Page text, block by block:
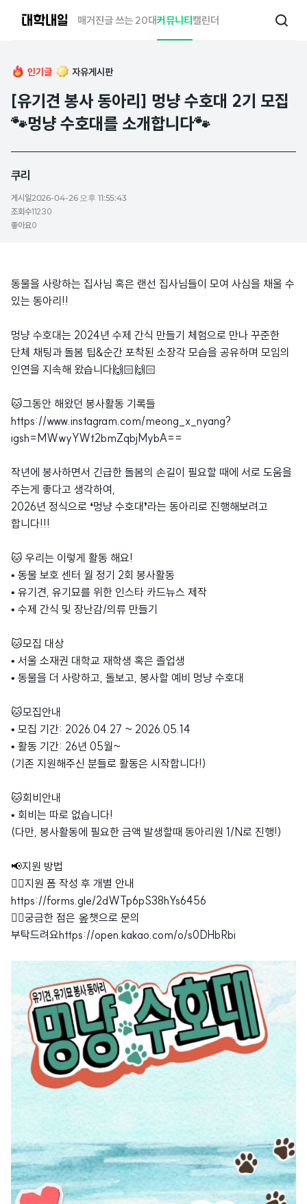
매거진글 쓰는 20대커뮤니티캘린더
검
인기글 자유게시판
[유기견 봉사 동아리] 멍냥 수호대 2기 모집
🐾멍냥 수호대를 소개합니다🐾
쿠리
게시일2026-04-26 오후 11:55:43
조회수11230
좋아요0
동물을 사랑하는 집사님 혹은 랜선 집사님들이 모여 사심을 채울 수
있는 동아리!!
멍냥 수호대는 2024년 수제 간식 만들기 체험으로 만나 꾸준한
단체 채팅과 돌봄 팁&순간 포착된 소장각 모습을 공유하며 모임의
인연을 지속해 왔습니다🙌🏻🙌🏻
🐱그동안 해왔던 봉사활동 기록들
https://www.instagram.com/meong_x_nyang?
igsh=MWwyYWt2bmZqbjMybA==
작년에 봉사하면서 긴급한 돌봄의 손길이 필요할 때에 서로 도움을
주는게 좋다고 생각하여,
2026년 정식으로 ❛멍냥 수호대❜라는 동아리로 진행해보려고
합니다!!!
🐱 우리는 이렇게 활동 해요!
• 동물 보호 센터 월 정기 2회 봉사활동
• 유기견, 유기묘를 위한 인스타 카드뉴스 제작
• 수제 간식 및 장난감/의류 만들기
🐱모집 대상
• 서울 소재권 대학교 재학생 혹은 졸업생
• 동물을 더 사랑하고, 돌보고, 봉사할 예비 멍냥 수호대
🐱모집안내
• 모집 기간: 2026.04.27 ~ 2026.05.14
• 활동 기간: 26년 05월~
(기존 지원해주신 분들로 활동은 시작합니다!)
🐱회비안내
• 회비는 따로 없습니다!
(다만, 봉사활동에 필요한 금액 발생할때 동아리원 1/N로 진행!)
📢지원 방법
👇🏻지원 폼 작성 후 개별 안내
https://forms.gle/2dWTp6pS38hYs6456
👇🏻궁금한 점은 옾챗으로 문의
부탁드려요https://open.kakao.com/o/s0DHbRbi